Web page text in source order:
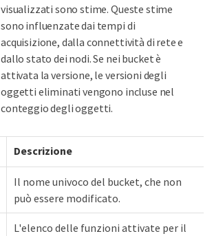
visualizzati sono stime. Queste stime
sono influenzate dai tempi di
acquisizione, dalla connettività di rete e
dallo stato dei nodi. Se nei bucket è
attivata la versione, le versioni degli
oggetti eliminati vengono incluse nel
conteggio degli oggetti.
Descrizione
Il nome univoco del bucket, che non
può essere modificato.
L'elenco delle funzioni attivate per il